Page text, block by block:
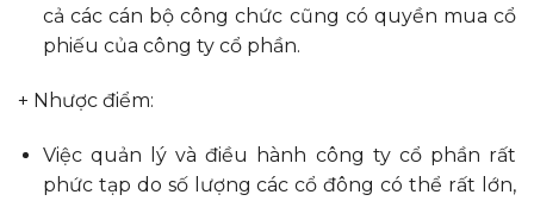
cả các cán bộ công chức cũng có quyền mua cổ
phiếu của công ty cổ phần.
+ Nhược điểm:
Việc quản lý và điều hành công ty cổ phần rất
phức tạp do số lượng các cổ đông có thể rất lớn,